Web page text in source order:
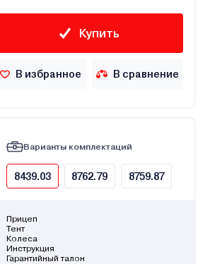
Купить
В избранное В сравнение
Варианты комплектаций
8439.03 8762.79 8759.87
Прицеп
Тент
Колеса
Инструкция
Гарантийный талон